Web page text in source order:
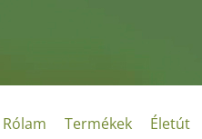
Rólam Termékek Életút